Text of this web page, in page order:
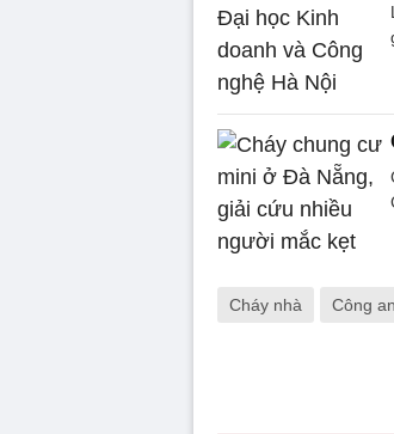
Cháy nhà Công